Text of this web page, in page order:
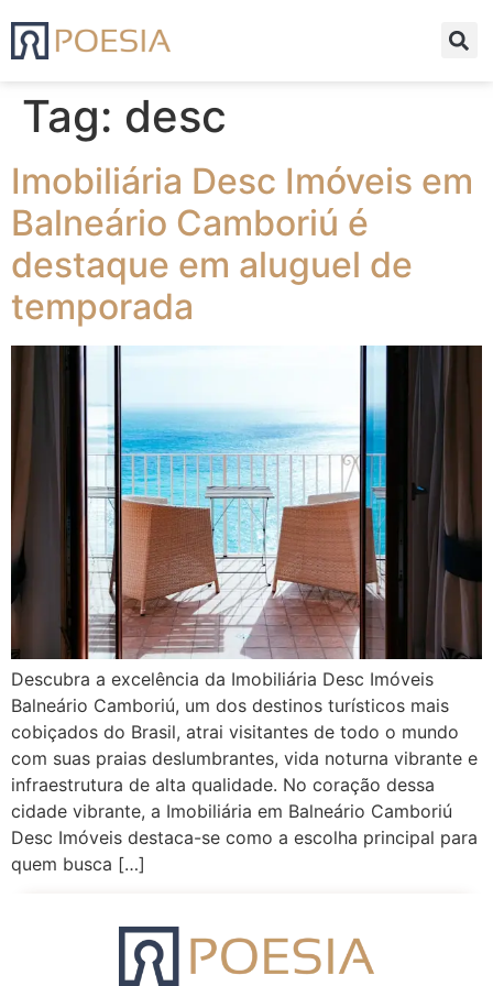
Tag: desc
Imobiliária Desc Imóveis em
Balneário Camboriú é
destaque em aluguel de
temporada
Descubra a excelência da Imobiliária Desc Imóveis
Balneário Camboriú, um dos destinos turísticos mais
cobiçados do Brasil, atrai visitantes de todo o mundo
com suas praias deslumbrantes, vida noturna vibrante e
infraestrutura de alta qualidade. No coração dessa
cidade vibrante, a Imobiliária em Balneário Camboriú
Desc Imóveis destaca-se como a escolha principal para
quem busca […]